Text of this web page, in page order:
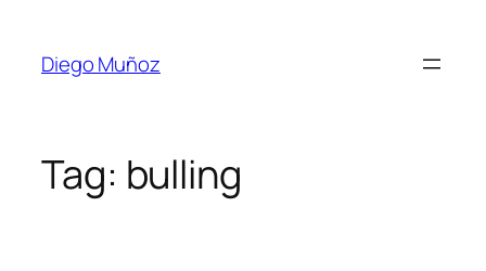
Diego Muñoz
Tag: bulling